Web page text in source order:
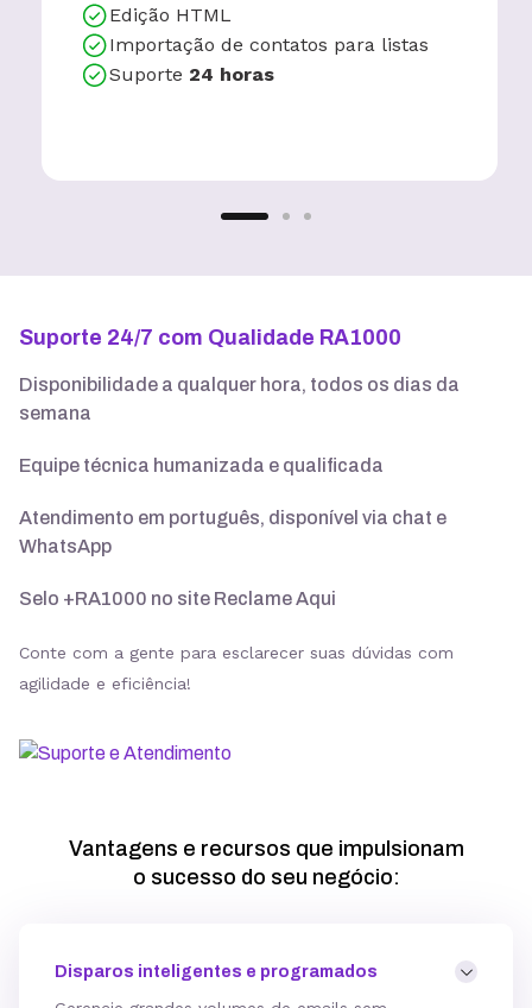
Edição HTML
Importação de contatos para listas
Suporte 24 horas
Suporte 24/7 com Qualidade RA1000
Disponibilidade a qualquer hora, todos os dias da
semana
Equipe técnica humanizada e qualificada
Atendimento em português, disponível via chat e
WhatsApp
Selo +RA1000 no site Reclame Aqui
Conte com a gente para esclarecer suas dúvidas com
agilidade e eficiência!
Vantagens e recursos que impulsionam
o sucesso do seu negócio:
Disparos inteligentes e programados